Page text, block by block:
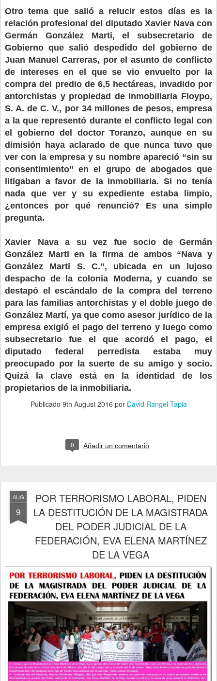
Otro tema que salió a relucir estos días es la
relación profesional del diputado Xavier Nava con
Germán González Marti, el subsecretario de
Gobierno que salió despedido del gobierno de
Juan Manuel Carreras, por el asunto de conflicto
de intereses en el que se vio envuelto por la
compra del predio de 6,5 hectáreas, invadido por
antorchistas y propiedad de Inmobiliaria Floypo,
S. A. de C. V., por 34 millones de pesos, empresa
a la que representó durante el conflicto legal con
el gobierno del doctor Toranzo, aunque en su
dimisión haya aclarado de que nunca tuvo que
ver con la empresa y su nombre apareció “sin su
consentimiento” en el grupo de abogados que
litigaban a favor de la inmobiliaria. Si no tenía
nada que ver y su expediente estaba limpio,
¿entonces por qué renunció? Es una simple
pregunta.
Xavier Nava a su vez fue socio de Germán
González Marti en la firma de ambos “Nava y
González Marti S. C.”, ubicada en un lujoso
despacho de la colonia Moderna, y cuando se
destapó el escándalo de la compra del terreno
para las familias antorchistas y el doble juego de
González Martí, ya que como asesor jurídico de la
empresa exigió el pago del terreno y luego como
subsecretario fue el que acordó el pago, el
diputado federal perredista estaba muy
preocupado por la suerte de su amigo y socio.
Quizá la clave está en la identidad de los
propietarios de la inmobiliaria.
Publicado 9th August 2016 por David Rangel Tapia
0 Añadir un comentario
AUG
9
POR TERRORISMO LABORAL, PIDEN
LA DESTITUCIÓN DE LA MAGISTRADA
DEL PODER JUDICIAL DE LA
FEDERACIÓN, EVA ELENA MARTÍNEZ
DE LA VEGA